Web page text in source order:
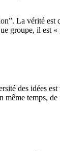
La vérité est
groupe, il est
des idées
même temps,